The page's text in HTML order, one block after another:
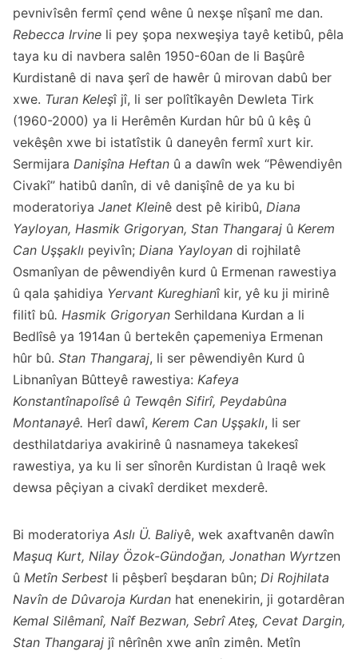
pevnivîsên fermî çend wêne û nexşe nîşanî me dan.
Rebecca Irvine li pey şopa nexweşiya tayê ketibû, pêla
taya ku di navbera salên 1950-60an de li Başûrê
Kurdistanê di nava şerî de hawêr û mirovan dabû ber
xwe. Turan Keleşî jî, li ser polîtîkayên Dewleta Tirk
(1960-2000) ya li Herêmên Kurdan hûr bû û kêş û
vekêşên xwe bi istatîstik û daneyên fermî xurt kir.
Sermijara Danişîna Heftan û a dawîn wek “Pêwendiyên
Civakî” hatibû danîn, di vê danişînê de ya ku bi
moderatoriya Janet Kleinê dest pê kiribû, Diana
Yayloyan, Hasmik Grigoryan, Stan Thangaraj û Kerem
Can Uşşaklı peyivîn; Diana Yayloyan di rojhilatê
Osmanîyan de pêwendiyên kurd û Ermenan rawestiya
û qala şahidiya Yervant Kureghianî kir, yê ku ji mirinê
filitî bû. Hasmik Grigoryan Serhildana Kurdan a li
Bedlîsê ya 1914an û bertekên çapemeniya Ermenan
hûr bû. Stan Thangaraj, li ser pêwendiyên Kurd û
Libnanîyan Bûtteyê rawestiya: Kafeya
Konstantînapolîsê û Tewqên Sifirî, Peydabûna
Montanayê. Herî dawî, Kerem Can Uşşaklı, li ser
desthilatdariya avakirinê û nasnameya takekesî
rawestiya, ya ku li ser sînorên Kurdistan û Iraqê wek
dewsa pêçiyan a civakî derdiket mexderê.
Bi moderatoriya Aslı Ü. Baliyê, wek axaftvanên dawîn
Maşuq Kurt, Nilay Özok-Gündoğan, Jonathan Wyrtzen
û Metîn Serbest li pêşberî beşdaran bûn; Di Rojhilata
Navîn de Dûvaroja Kurdan hat enenekirin, ji gotardêran
Kemal Silêmanî, Naîf Bezwan, Sebrî Ateş, Cevat Dargin,
Stan Thangaraj jî nêrînên xwe anîn zimên. Metîn